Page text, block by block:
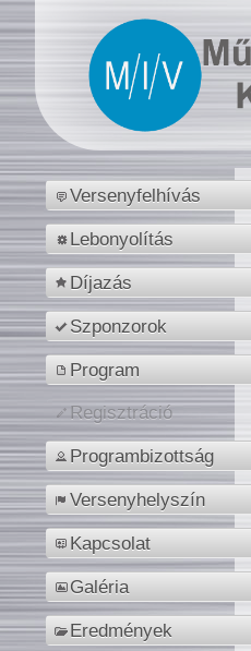
Versenyfelhívás
Lebonyolítás
Díjazás
Szponzorok
Program
Regisztráció
Programbizottság
Versenyhelyszín
Kapcsolat
Galéria
Eredmények